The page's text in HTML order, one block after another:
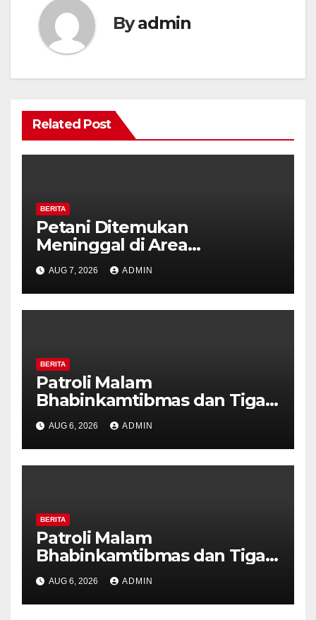
Byadmin
Related Post
BERITA
Petani Ditemukan
Meninggal di Area
Persawahan Kalibeji, Polisi
Pastikan Tidak Ada Tanda
Kekerasan
AUG 7, 2026 ADMIN
BERITA
Patroli Malam
Bhabinkamtibmas dan Tiga
Pilar Kelurahan Ungaran
Perkuat Kamtibmas, Warga
Diajak Aktifkan Ronda
AUG 6, 2026 ADMIN
BERITA
Patroli Malam
Bhabinkamtibmas dan Tiga
Pilar Kelurahan Ungaran
Perkuat Kamtibmas, Warga
Diajak Aktifkan Ronda
AUG 6, 2026 ADMIN